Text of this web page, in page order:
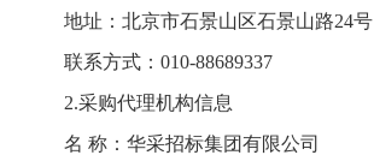
地址：北京市石景山区石景山路24号
联系方式：010-88689337
2.采购代理机构信息
名 称：华采招标集团有限公司